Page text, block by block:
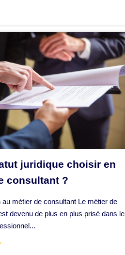
juridique choisir en
consultant ?
au métier de consultant Le métier de
devenu de plus en plus prisé dans le